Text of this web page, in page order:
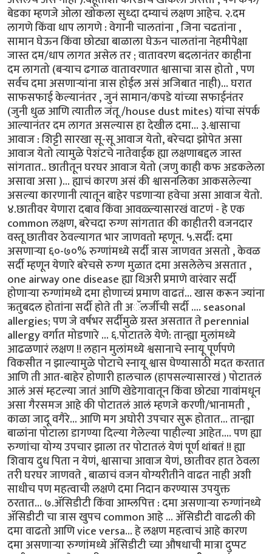
बेडका म्हणजे ओला खोकला सुध्दा दम्याचं लक्षण आहेच. २.दम
लागणे किंवा धाप लागणे : वेगानी चालतांना , जिना चढतांना ,
सामान घेऊन किंवा छोट्या बाळाला घेऊन चालतांना नेहमीपेक्षा
जास्त दम/धाप लागत असेल तर ; वातावरण बदलानंतर काहीना
दम लागतो (बऱ्याच ढगाळ वातावरणात श्वासाचा त्रास होतो , पण
सर्वच दमा असणाऱ्यांना त्रास होईल असं अजिबात नाही)... घरात
साफसफाई केल्यानंतर , जुनं सामान/कपडे यांच्या सफाईनंतर
(जुनी धुळ आणि त्यातील जंतू /house dust mites) यांचा संपर्क
आल्यानंतर दम लागत असल्यास हा देखील दमा... ३.श्वासाचा
आवाज : शिट्टी सारखा सू-सू आवाज येतो, बरेचदा झोपेत असा
आवाज येतो त्यामुळे पेशंटचे नातेवाईक ह्या लक्षणाबद्दल जास्त
सांगतात.. छातीतून घरघर आवाज येतो (जणु काही कफ अडकलेला
असावा असा )... ह्याचं कारण असं की श्वासनलिका आकसलेल्या
असल्या कारणानी त्यातून बाहेर पडणाऱ्या हवेचा असा आवाज येतो.
४.छातीवर येणारा दबाव किंवा आवळ्ल्यासारखं वाटणं - हे एक
common लक्षण, बरेचदा रुग्ण सांगतात की काहीतरी वजनदार
वस्तू छातीवर ठेवल्यागत भार जाणवतो म्हणून. ५.सर्दी: दमा
असणाऱ्या ६०-७०% रुग्णांमध्ये सर्दी त्रास जाणवत असतो , केवळ
सर्दी म्हणून येणारे बरेचसे रुग्ण मुळात दमा असलेलेच असतात ,
one airway one disease ह्या थिअरी प्रमाणे वारंवार सर्दी
होणाऱ्या रुग्णांमध्ये दमा होणाच्यं प्रमाण वाढतं... खास करून ज्यांना
ऋतुबदल होतांना सर्दी होते ती अॅलर्जीची सर्दी .... seasonal
allergies; पण जे वर्षभर सर्दीमुळे ग्रस्त असतात ते perennial
allergy वर्गात मोडणारे ... ६.पोटातले येणे: तान्ह्या मुलांमध्ये
आढळणारं लक्षण !! लहान मुलांमध्ये श्वसानाचे स्नायू पूर्णपणे
विकसीत न झाल्यामुळे पोटाचे स्नायू श्वास घेण्यासाठी मदत करतात
आणि ती आत-बाहेर होणारी हालचाल (हापसल्यासारखं ) पोटातलं
आलं असं म्हटल्या जातं आणि खेडेगावातून किंवा छोट्या गावांमधून
असा गैरसमज आहे की पोटातलं आलं म्हणजे करणी/भानामती ,
काळा जादू वगैरे... आणि मग अघोरी उपचार सुरू होतात... तान्ह्या
बाळांना पोटाला डागण्या दिल्या गेलेल्या पाहील्या आहेत.... पण ह्या
रुग्णांचा योग्य उपचार झाला तर पोटातलं येणं पूर्ण थांबतं !! ह्या
शिवाय दुध पिता न येणं, श्वासाचा आवाज येणं, छातीवर हात ठेवला
तरी घरघर जाणवते , बाळाचं वजन योग्यरीतीने वाढत नाही अशी
साधीच पण महत्वाची लक्षणे दमा निदान करण्यास उपयुक्त
ठरतात... ७.ॲसिडीटी किंवा आम्लपित्त : दमा असणाऱ्या रुग्णांनध्ये
ॲसिडीटी चा त्रास खुपच common आहे ... ॲसिडीटी वाढली की
दमा वाढतो आणि vice versa... हे लक्षण महत्वाचं आहे कारण
दमा असणाऱ्या रुग्णांमध्ये ॲसिडीटी च्या औषधाची मात्रा दुप्पट